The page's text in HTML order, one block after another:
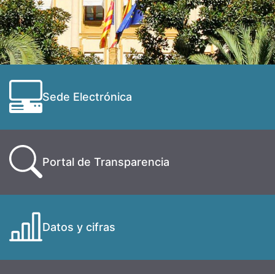
Sede Electrónica
Portal de Transparencia
Datos y cifras